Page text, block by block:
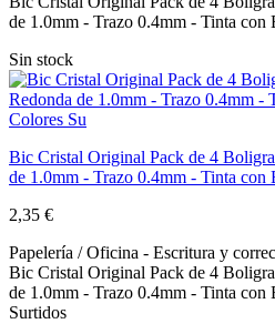
de 1.0mm - Trazo 0.4mm - Tinta con
Sin stock
Bic Cristal Original Pack de 4
de 1.0mm - Trazo 0.4mm - Tinta con
2,35 €
Papelería / Oficina - Escritura y
Bic Cristal Original Pack de 4
de 1.0mm - Trazo 0.4mm - Tinta con
Surtidos